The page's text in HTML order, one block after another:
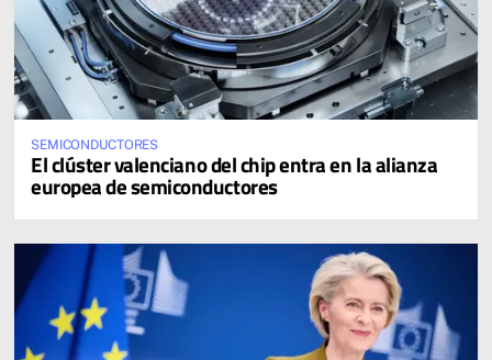
SEMICONDUCTORES
El clúster valenciano del chip entra en la alianza
europea de semiconductores